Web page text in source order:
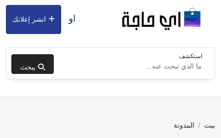
استكشف
يبحث
او انشر إعلانك
بيت المدونة